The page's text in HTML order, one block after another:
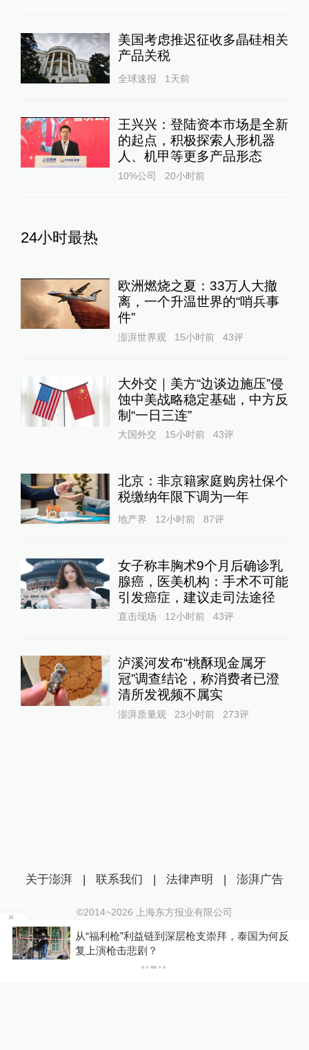
美国考虑推迟征收多晶硅相关
产品关税
全球速报 1天前
王兴兴：登陆资本市场是全新
的起点，积极探索人形机器
人、机甲等更多产品形态
10%公司 20小时前
24小时最热
欧洲燃烧之夏：33万人大撤
离，一个升温世界的“哨兵事
件”
澎湃世界观 15小时前 43评
大外交｜美方“边谈边施压”侵
蚀中美战略稳定基础，中方反
制“一日三连”
大国外交 15小时前 43评
北京：非京籍家庭购房社保个
税缴纳年限下调为一年
地产界 12小时前 87评
女子称丰胸术9个月后确诊乳
腺癌，医美机构：手术不可能
引发癌症，建议走司法途径
直击现场 12小时前 43评
泸溪河发布“桃酥现金属牙
冠”调查结论，称消费者已澄
清所发视频不属实
澎湃质量观 23小时前 273评
从“福利枪”利益链到深层枪支崇拜，泰国为何反
复上演枪击悲剧？
关于澎湃 | 联系我们 | 法律声明 | 澎湃广告
©2014~2026 上海东方报业有限公司
沪ICP证：沪B2-20170116 | 沪ICP备14003370号
互联网新闻信息服务许可证：31120170006
沪公网安备 31010602000299号